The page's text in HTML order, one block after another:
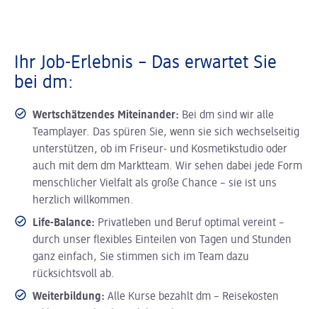
Ihr Job-Erlebnis – Das erwartet Sie
bei dm:
Wertschätzendes Miteinander: Bei dm sind wir alle
Teamplayer. Das spüren Sie, wenn sie sich wechselseitig
unterstützen, ob im Friseur- und Kosmetikstudio oder
auch mit dem dm Marktteam. Wir sehen dabei jede Form
menschlicher Vielfalt als große Chance – sie ist uns
herzlich willkommen.
Life-Balance: Privatleben und Beruf optimal vereint –
durch unser flexibles Einteilen von Tagen und Stunden
ganz einfach, Sie stimmen sich im Team dazu
rücksichtsvoll ab.
Weiterbildung: Alle Kurse bezahlt dm – Reisekosten